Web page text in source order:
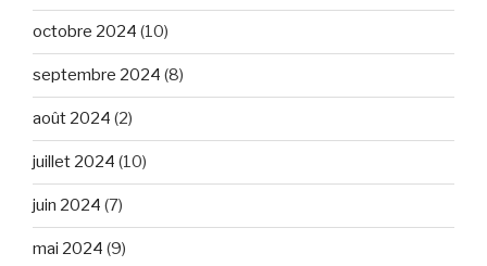
octobre 2024 (10)
septembre 2024 (8)
août 2024 (2)
juillet 2024 (10)
juin 2024 (7)
mai 2024 (9)